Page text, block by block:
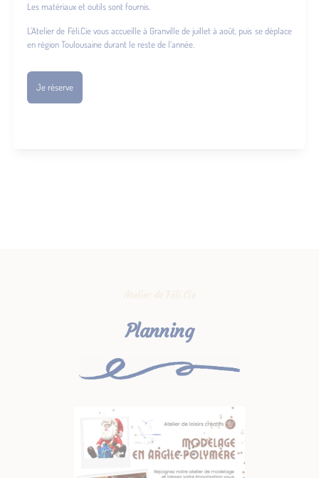
Les matériaux et outils sont fournis.
L’Atelier de Féli.Cie vous accueille à Granville de juillet à août, puis se déplace
en région Toulousaine durant le reste de l’année.
Je réserve
Atelier de Féli.Cie
Planning